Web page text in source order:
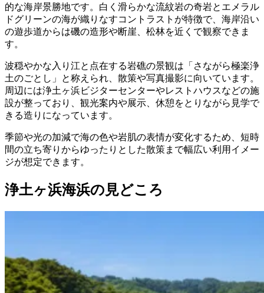
的な海岸景勝地です。白く滑らかな流紋岩の奇岩とエメラル
ドグリーンの海が織りなすコントラストが特徴で、海岸沿い
の遊歩道からは磯の造形や断崖、松林を近くで観察できま
す。
波穏やかな入り江と点在する岩礁の景観は「さながら極楽浄
土のごとし」と称えられ、散策や写真撮影に向いています。
周辺には浄土ヶ浜ビジターセンターやレストハウスなどの施
設が整っており、観光案内や展示、休憩をとりながら見学で
きる造りになっています。
季節や光の加減で海の色や岩肌の表情が変化するため、短時
間の立ち寄りからゆったりとした散策まで幅広い利用イメー
ジが想定できます。
浄土ヶ浜海浜の見どころ